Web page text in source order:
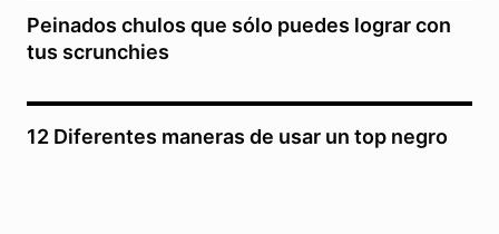
Peinados chulos que sólo puedes lograr con
tus scrunchies
12 Diferentes maneras de usar un top negro